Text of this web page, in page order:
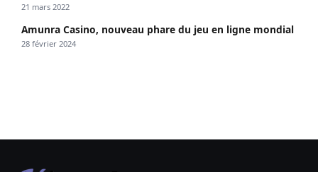
21 mars 2022
Amunra Casino, nouveau phare du jeu en ligne mondial
28 février 2024